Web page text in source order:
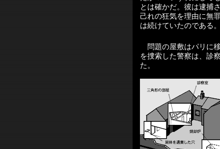
とは確かだ。彼は逮捕
己れの狂気を理由に無
は続けていたのである
問題の屋敷はパリに
を捜索した警察は、診
た。